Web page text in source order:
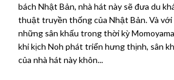
bách Nhật Bản, nhà hát này sẽ đưa du
thuật truyền thống của Nhật Bản. Và
những sân khấu trong thời kỳ
khi kịch Noh phát triển hưng thịnh, sân
của nhà hát này khôn...